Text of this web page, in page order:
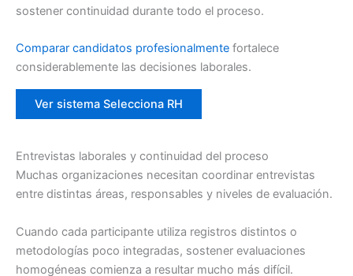
sostener continuidad durante todo el proceso.
Comparar candidatos profesionalmente fortalece
considerablemente las decisiones laborales.
Ver sistema Selecciona RH
Entrevistas laborales y continuidad del proceso
Muchas organizaciones necesitan coordinar entrevistas
entre distintas áreas, responsables y niveles de evaluación.
Cuando cada participante utiliza registros distintos o
metodologías poco integradas, sostener evaluaciones
homogéneas comienza a resultar mucho más difícil.